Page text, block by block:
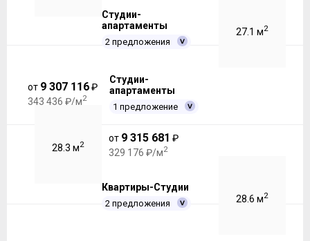
Студии-
апартаменты
2 предложения
27.1 м2
от 9 307 116₽
343 436 ₽/м2
Студии-
апартаменты
1 предложение
28.3 м2
от 9 315 681 ₽
329 176 ₽/м2
Квартиры-Студии
2 предложения 28.6 м2